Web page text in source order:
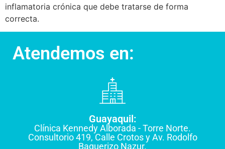
inflamatoria crónica que debe tratarse de forma
correcta.
Atendemos en:
Guayaquil:
Clínica Kennedy Alborada - Torre Norte.
Consultorio 419, Calle Crotos y Av. Rodolfo
Baquerizo Nazur.